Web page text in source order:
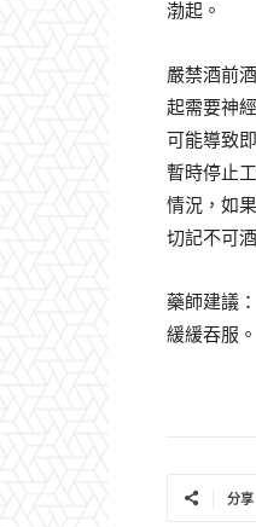
渤起。
嚴禁酒前
起需要神
可能導致
暫時停止
情況，如
切記不可
藥師建議
緩緩吞服。
分享